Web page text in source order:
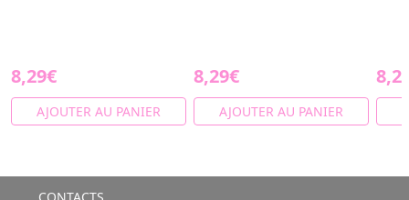
8,29€
AJOUTER AU PANIER
8,29€
AJOUTER AU PANIER